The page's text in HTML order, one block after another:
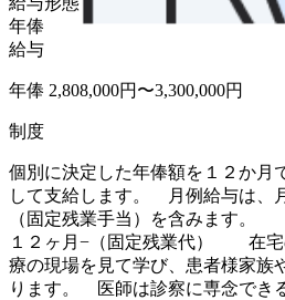
年俸
給与
年俸 2,808,000円〜3,300,000円
制度
個別に決定した年俸額を１２か月
して支給します。 月例給与は、
（固定残業手当）を含みます。
１２ヶ月−（固定残業代） 在宅
療の現場を見て学び、患者様家族
ります。 医師は診察に専念でき